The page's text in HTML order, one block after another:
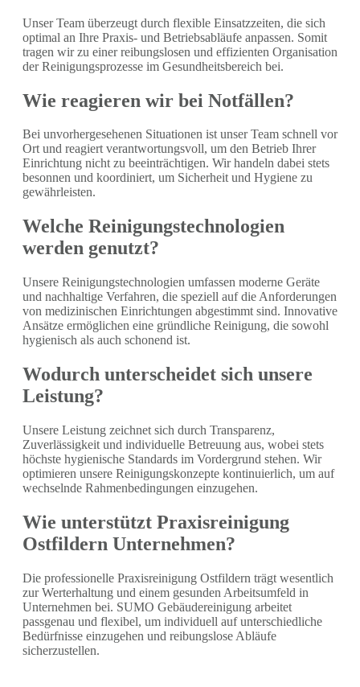
Unser Team überzeugt durch flexible Einsatzzeiten, die sich
optimal an Ihre Praxis- und Betriebsabläufe anpassen. Somit
tragen wir zu einer reibungslosen und effizienten Organisation
der Reinigungsprozesse im Gesundheitsbereich bei.
Wie reagieren wir bei Notfällen?
Bei unvorhergesehenen Situationen ist unser Team schnell vor
Ort und reagiert verantwortungsvoll, um den Betrieb Ihrer
Einrichtung nicht zu beeinträchtigen. Wir handeln dabei stets
besonnen und koordiniert, um Sicherheit und Hygiene zu
gewährleisten.
Welche Reinigungstechnologien
werden genutzt?
Unsere Reinigungstechnologien umfassen moderne Geräte
und nachhaltige Verfahren, die speziell auf die Anforderungen
von medizinischen Einrichtungen abgestimmt sind. Innovative
Ansätze ermöglichen eine gründliche Reinigung, die sowohl
hygienisch als auch schonend ist.
Wodurch unterscheidet sich unsere
Leistung?
Unsere Leistung zeichnet sich durch Transparenz,
Zuverlässigkeit und individuelle Betreuung aus, wobei stets
höchste hygienische Standards im Vordergrund stehen. Wir
optimieren unsere Reinigungskonzepte kontinuierlich, um auf
wechselnde Rahmenbedingungen einzugehen.
Wie unterstützt Praxisreinigung
Ostfildern Unternehmen?
Die professionelle Praxisreinigung Ostfildern trägt wesentlich
zur Werterhaltung und einem gesunden Arbeitsumfeld in
Unternehmen bei. SUMO Gebäudereinigung arbeitet
passgenau und flexibel, um individuell auf unterschiedliche
Bedürfnisse einzugehen und reibungslose Abläufe
sicherzustellen.